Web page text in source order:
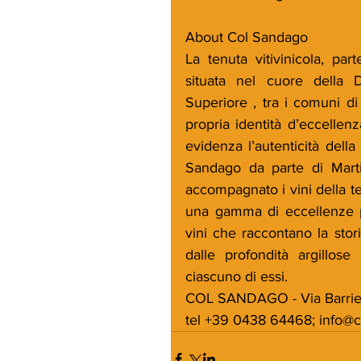
About Col Sandago
La tenuta vitivinicola,
situata nel cuore della
Superiore , tra i comuni
propria identità
evidenza l’autenticità
Sandago da parte di
accompagnato i vini della
una gamma di eccellenze
vini che raccontano la
dalle profondità
ciascuno di essi.
COL SANDAGO - Via
tel +39 0438 64468;